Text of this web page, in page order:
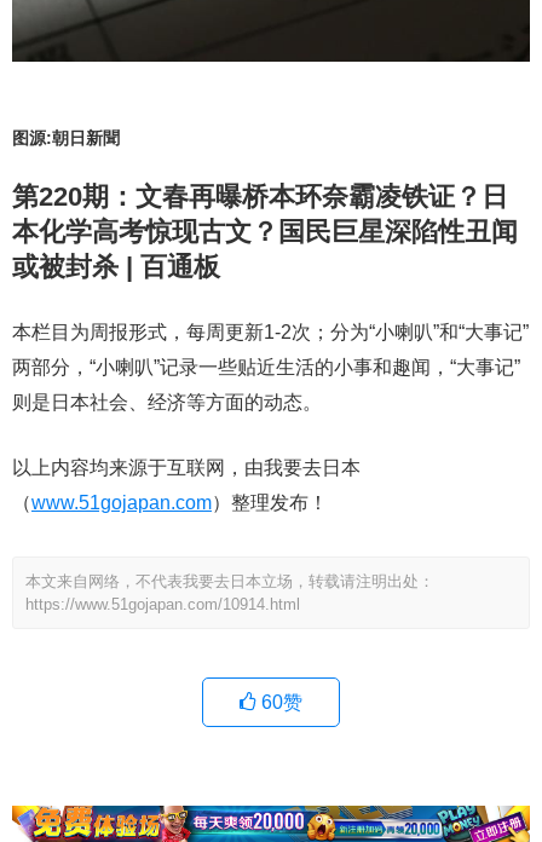
图源:朝日新聞
第220期：文春再曝桥本环奈霸凌铁证？日
本化学高考惊现古文？国民巨星深陷性丑闻
或被封杀 | 百通板
本栏目为周报形式，每周更新1-2次；分为“小喇叭”和“大事记”
两部分，“小喇叭”记录一些贴近生活的小事和趣闻，“大事记”
则是日本社会、经济等方面的动态。
以上内容均来源于互联网，由我要去日本
（www.51gojapan.com）整理发布！
本文来自网络，不代表我要去日本立场，转载请注明出处：
https://www.51gojapan.com/10914.html
60赞